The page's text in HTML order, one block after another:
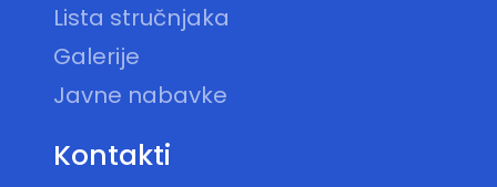
Lista stručnjaka
Galerije
Javne nabavke
Kontakti